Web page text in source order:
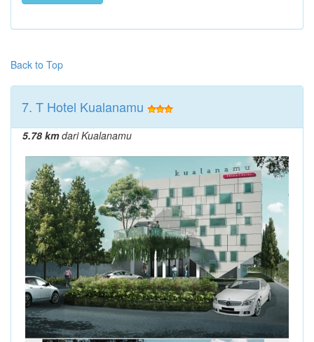
Back to Top
7. T Hotel Kualanamu
5.78 kmdari Kualanamu